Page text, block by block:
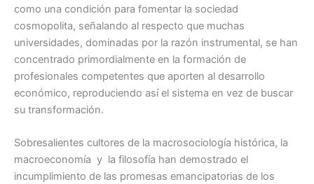
como una condición para fomentar la sociedad
cosmopolita, señalando al respecto que muchas
universidades, dominadas por la razón instrumental, se han
concentrado primordialmente en la formación de
profesionales competentes que aporten al desarrollo
económico, reproduciendo así el sistema en vez de buscar
su transformación.
Sobresalientes cultores de la macrosociología histórica, la
macroeconomía y la filosofía han demostrado el
incumplimiento de las promesas emancipatorias de los